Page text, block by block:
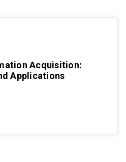
Acquisition:
Applications